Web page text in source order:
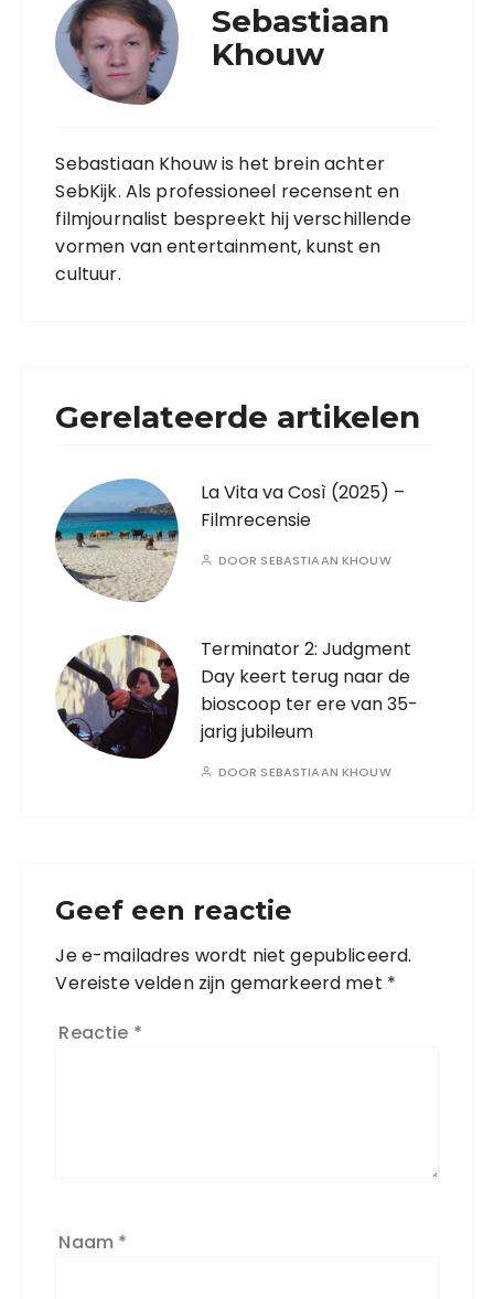
Sebastiaan
Khouw
Sebastiaan Khouw is het brein achter
SebKijk. Als professioneel recensent en
filmjournalist bespreekt hij verschillende
vormen van entertainment, kunst en
cultuur.
Gerelateerde artikelen
La Vita va Così (2025) –
Filmrecensie
DOOR SEBASTIAAN KHOUW
Terminator 2: Judgment
Day keert terug naar de
bioscoop ter ere van 35-
jarig jubileum
DOOR SEBASTIAAN KHOUW
Geef een reactie
Je e-mailadres wordt niet gepubliceerd.
Vereiste velden zijn gemarkeerd met *
Reactie *
Naam *